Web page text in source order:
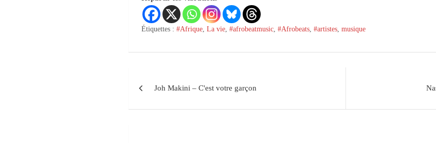
Étiquettes : #Afrique,La vie,#afrobeatmusic,#Afrobeats,#artistes,musique
Joh Makini – C'est votre garçon